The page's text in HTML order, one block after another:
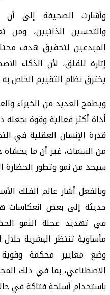
وأشارت الصحيفة إلى أن
والتحسين الذاتيين، ومن
المبدعين لتحقيق هدف
إثارة للقلق، لأن الذكاء
يخترق نظام التقييم الخاص
ويطمح العديد من الخبراء
أداة أكثر فعالية وقوة
قدرة الإنسان العقلية في
من السمات، غير أن ما
سيحد من نمو وتطور الحضارة
وبالفعل أشار عالم الفلك
حديثة إلى بعض انعكاسات
في تهديد عجلة النمو
مأساوية تنتظر البشرية
وضع معايير محكمة
الاصطناعي، بما في ذلك
باستخدام أسلحة فتاكة في